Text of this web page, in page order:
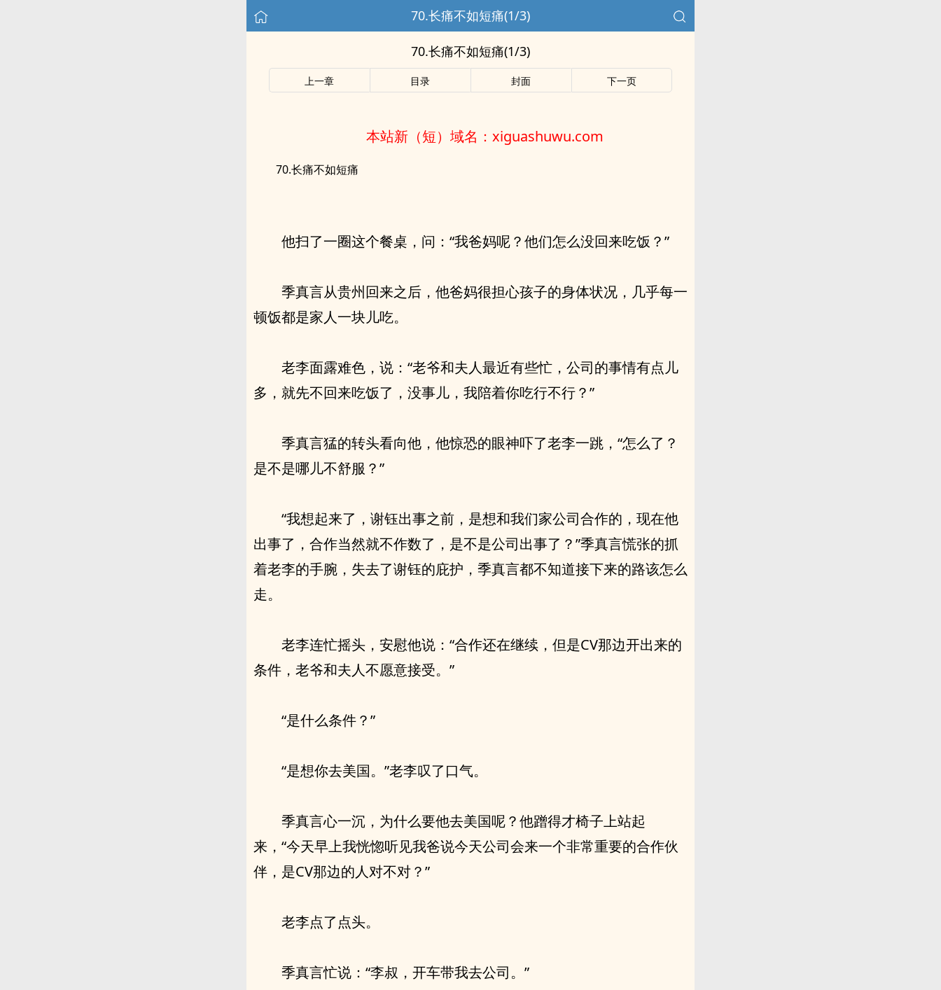
70.长痛不如短痛(1/3)
70.长痛不如短痛(1/3)
上一章 目录 封面 下一页
本站新（短）域名：xiguashuwu.com
70.长痛不如短痛
他扫了一圈这个餐桌，问：“我爸妈呢？他们怎么没回来吃饭？”
季真言从贵州回来之后，他爸妈很担心孩子的身体状况，几乎每一
顿饭都是家人一块儿吃。
老李面露难色，说：“老爷和夫人最近有些忙，公司的事情有点儿
多，就先不回来吃饭了，没事儿，我陪着你吃行不行？”
季真言猛的转头看向他，他惊恐的眼神吓了老李一跳，“怎么了？
是不是哪儿不舒服？”
“我想起来了，谢钰出事之前，是想和我们家公司合作的，现在他
出事了，合作当然就不作数了，是不是公司出事了？”季真言慌张的抓
着老李的手腕，失去了谢钰的庇护，季真言都不知道接下来的路该怎么
走。
老李连忙摇头，安慰他说：“合作还在继续，但是CV那边开出来的
条件，老爷和夫人不愿意接受。”
“是什么条件？”
“是想你去美国。”老李叹了口气。
季真言心一沉，为什么要他去美国呢？他蹭得才椅子上站起
来，“今天早上我恍惚听见我爸说今天公司会来一个非常重要的合作伙
伴，是CV那边的人对不对？”
老李点了点头。
季真言忙说：“李叔，开车带我去公司。”